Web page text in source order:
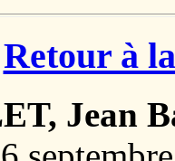
Retour à
Jean